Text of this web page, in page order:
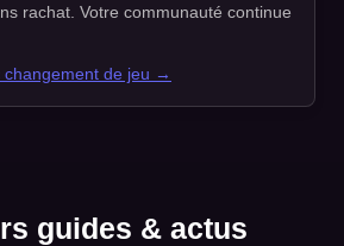
rachat. Votre communauté continue
changement de jeu →
guides & actus